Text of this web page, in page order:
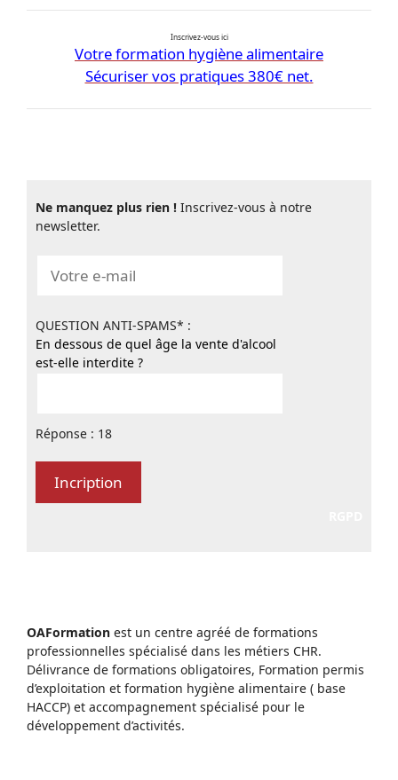
Inscrivez-vous ici
Votre formation hygiène alimentaire
Sécuriser vos pratiques 380€ net.
Ne manquez plus rien ! Inscrivez-vous à notre
newsletter.
QUESTION ANTI-SPAMS* :
En dessous de quel âge la vente d'alcool
est-elle interdite ?
Réponse : 18
OAFormation est un centre agréé de formations
professionnelles spécialisé dans les métiers CHR.
Délivrance de formations obligatoires, Formation permis
d’exploitation et formation hygiène alimentaire ( base
HACCP) et accompagnement spécialisé pour le
développement d’activités.